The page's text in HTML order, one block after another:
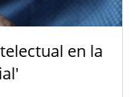
en la